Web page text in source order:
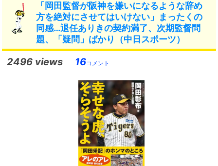
「岡田監督が阪神を嫌いになるような辞め
方を絶対にさせてはいけない」まったくの
同感…退任ありきの契約満了、次期監督問
題、「疑問」ばかり（中日スポーツ）
2496 views 16コメント